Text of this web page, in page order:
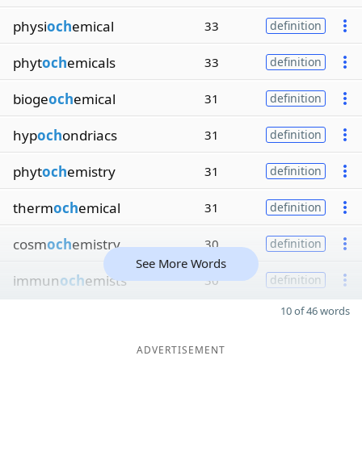
physiochemical 33 definition
phytochemicals 33 definition
biogeochemical 31 definition
hypochondriacs 31 definition
phytochemistry 31 definition
thermochemical 31 definition
cosmochemistry 30 definition
immunochemists 30 definition
See More Words
10 of 46 words
ADVERTISEMENT